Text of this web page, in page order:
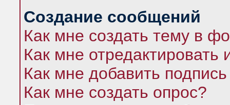
Создание сообщений
Как мне создать тему в
Как мне
Как мне добавить
Как мне создать опрос?